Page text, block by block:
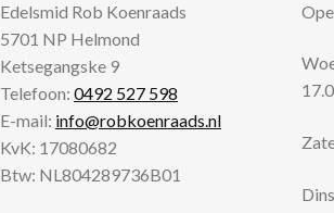
Edelsmid Rob Koenraads
5701 NP Helmond
Ketsegangske 9
Telefoon:0492 527 598
E-mail: info@robkoenraads.nl
KvK: 17080682
Btw: NL804289736B01